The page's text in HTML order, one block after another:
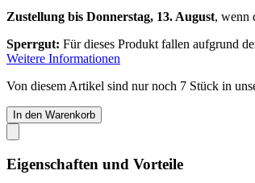
Zustellung bis Donnerstag, 13. August, wenn
Sperrgut: Für dieses Produkt fallen aufgrund
Weitere Informationen
Von diesem Artikel sind nur noch 7 Stück in
In den Warenkorb
Eigenschaften und Vorteile